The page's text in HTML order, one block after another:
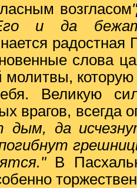
возгласом
и да
слова
молитвы,
Великую
врагов, всегда
дым, да
В